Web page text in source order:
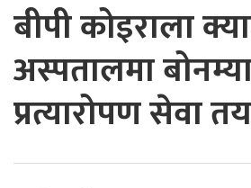
बीपी कोइराला
अस्पतालमा
प्रत्यारोपण सेवा